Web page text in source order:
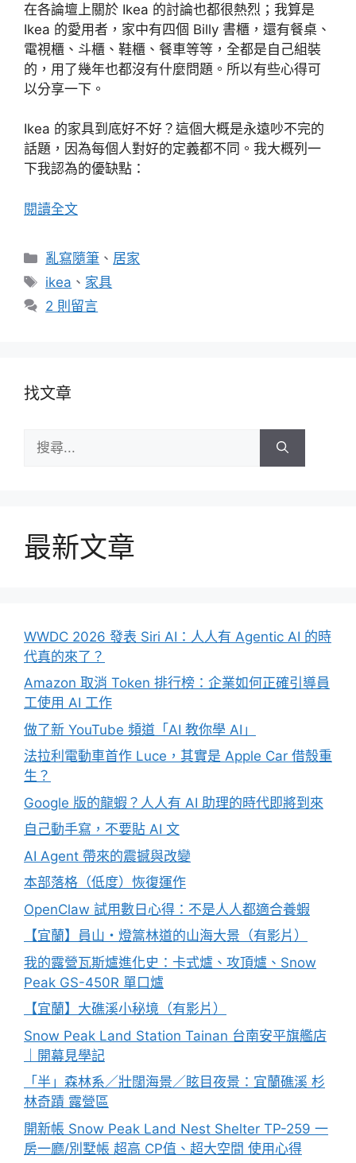
在各論壇上關於 Ikea 的討論也都很熱烈；我算是
Ikea 的愛用者，家中有四個 Billy 書櫃，還有餐桌、
電視櫃、斗櫃、鞋櫃、餐車等等，全都是自己組裝
的，用了幾年也都沒有什麼問題。所以有些心得可
以分享一下。
Ikea 的家具到底好不好？這個大概是永遠吵不完的
話題，因為每個人對好的定義都不同。我大概列一
下我認為的優缺點：
閱讀全文
分
類
亂寫隨筆 、 居家
標
籤
ikea 、 家具
2 則留言
找文章
尋:
最新文章
WWDC 2026 發表 Siri AI：人人有 Agentic AI 的時
代真的來了？
Amazon 取消 Token 排行榜：企業如何正確引導員
工使用 AI 工作
做了新 YouTube 頻道「AI 教你學 AI」
法拉利電動車首作 Luce，其實是 Apple Car 借殼重
生？
Google 版的龍蝦？人人有 AI 助理的時代即將到來
自己動手寫，不要貼 AI 文
AI Agent 帶來的震撼與改變
本部落格（低度）恢復運作
OpenClaw 試用數日心得：不是人人都適合養蝦
【宜蘭】員山・燈篙林道的山海大景（有影片）
我的露營瓦斯爐進化史：卡式爐、攻頂爐、Snow
Peak GS-450R 單口爐
【宜蘭】大礁溪小秘境（有影片）
Snow Peak Land Station Tainan 台南安平旗艦店
｜開幕見學記
「半」森林系／壯闊海景／眩目夜景：宜蘭礁溪 杉
林奇蹟 露營區
開新帳 Snow Peak Land Nest Shelter TP-259 一
房一廳/別墅帳 超高 CP值、超大空間 使用心得